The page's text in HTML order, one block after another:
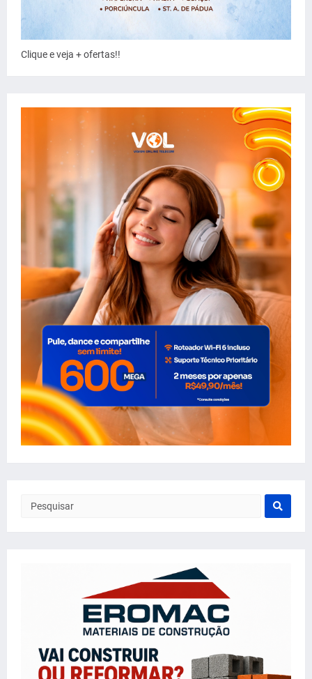
Clique e veja + ofertas!!